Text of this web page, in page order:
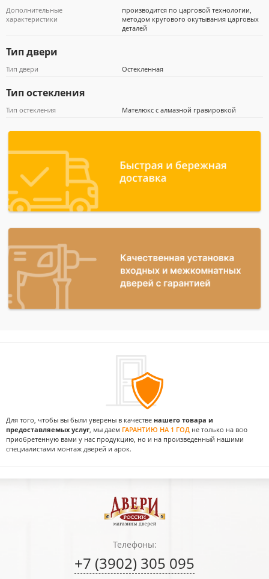
Дополнительные
характеристики
производится по царговой технологии,
методом кругового окутывания царговых
деталей
Тип двери
Тип двери Остекленная
Тип остекления
Тип остекления Мателюкс с алмазной гравировкой
Для того, чтобы вы были уверены в качестве нашего товара и
предоставляемых услуг , мы даем ГАРАНТИЮ НА 1 ГОД не только на всю
приобретенную вами у нас продукцию, но и на произведенный нашими
специалистами монтаж дверей и арок.
Телефоны:
+7 (3902) 305 095